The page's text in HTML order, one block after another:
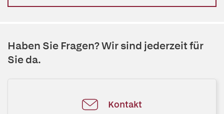
Haben Sie Fragen? Wir sind jederzeit für
Sie da.
Kontakt